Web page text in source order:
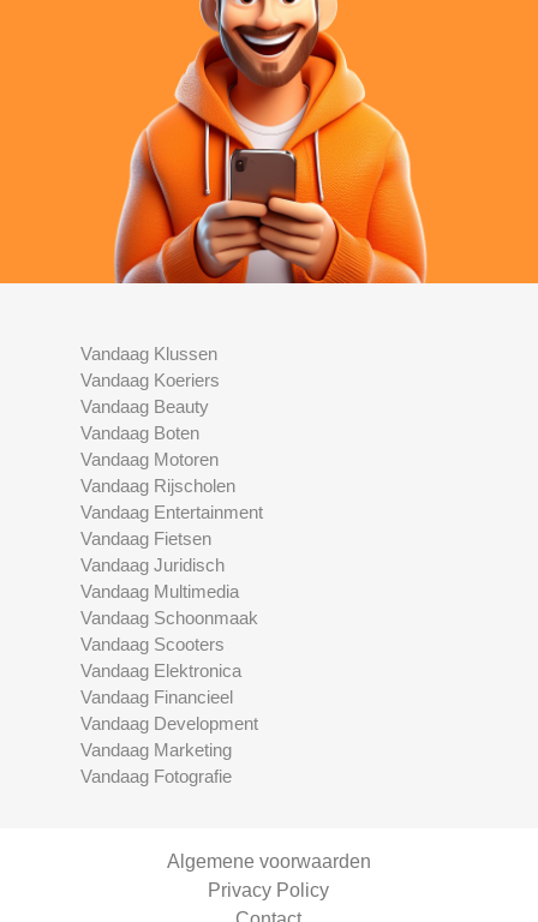
Vandaag Klussen
Vandaag Koeriers
Vandaag Beauty
Vandaag Boten
Vandaag Motoren
Vandaag Rijscholen
Vandaag Entertainment
Vandaag Fietsen
Vandaag Juridisch
Vandaag Multimedia
Vandaag Schoonmaak
Vandaag Scooters
Vandaag Elektronica
Vandaag Financieel
Vandaag Development
Vandaag Marketing
Vandaag Fotografie
Algemene voorwaarden
Privacy Policy